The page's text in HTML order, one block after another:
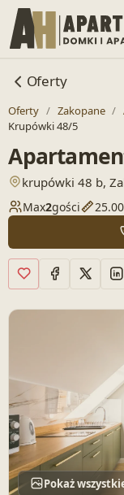
Oferty
Oferty / Zakopane /
Krupówki 48/5
krupówki 48 b,
— otwiera
Max2gości
Dodaj do ulubionych
Pokaż